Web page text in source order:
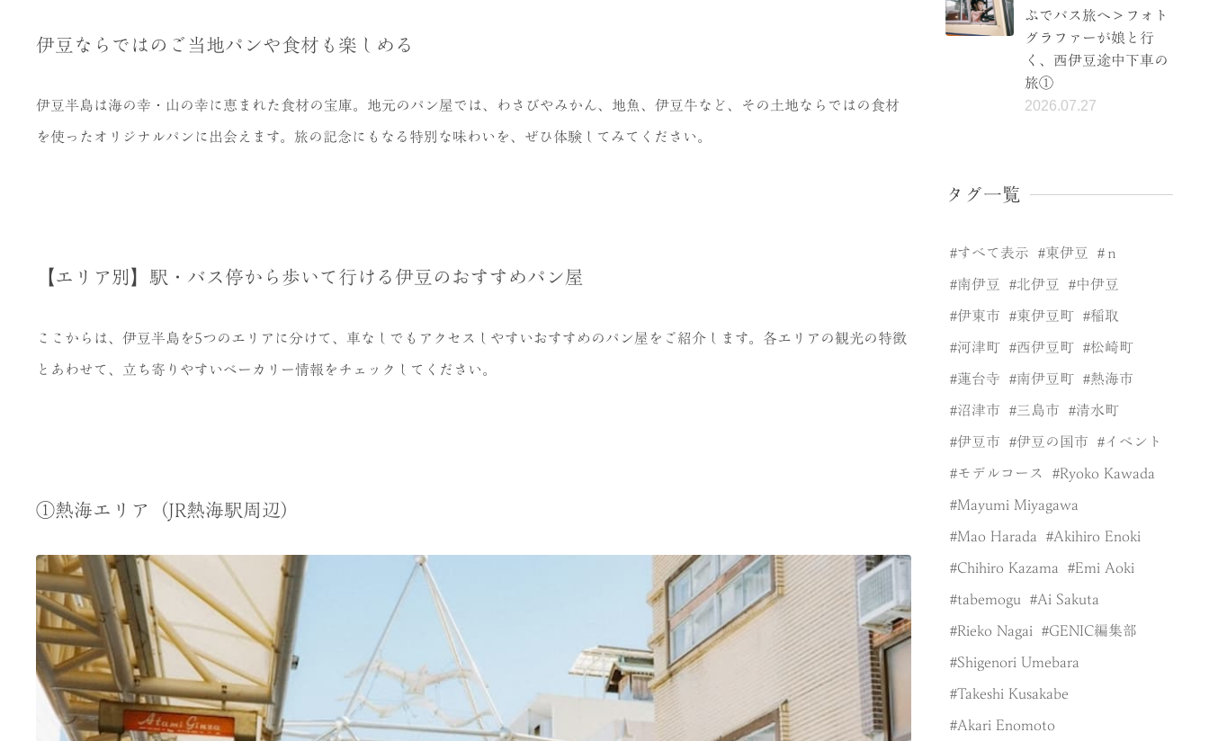
伊豆ならではのご当地パンや食材も楽しめる
伊豆半島は海の幸・山の幸に恵まれた食材の宝庫。地元のパン屋では、わさびやみかん、地魚、伊豆牛など、その土地ならではの食材
を使ったオリジナルパンに出会えます。旅の記念にもなる特別な味わいを、ぜひ体験してみてください。
【エリア別】駅・バス停から歩いて行ける伊豆のおすすめパン屋
ここからは、伊豆半島を5つのエリアに分けて、車なしでもアクセスしやすいおすすめのパン屋をご紹介します。各エリアの観光の特徴
とあわせて、立ち寄りやすいベーカリー情報をチェックしてください。
①熱海エリア（JR熱海駅周辺）
ぷでバス旅へ＞フォト
グラファーが娘と行
く、西伊豆途中下車の
旅①
2026.07.27
タグ一覧
すべて表示 東伊豆 ｎ
南伊豆 北伊豆 中伊豆
伊東市 東伊豆町 稲取
河津町 西伊豆町 松崎町
蓮台寺 南伊豆町 熱海市
沼津市 三島市 清水町
伊豆市 伊豆の国市 イベント
モデルコース Ryoko Kawada
Mayumi Miyagawa
Mao Harada Akihiro Enoki
Chihiro Kazama Emi Aoki
tabemogu Ai Sakuta
Rieko Nagai GENIC編集部
Shigenori Umebara
Takeshi Kusakabe
Akari Enomoto